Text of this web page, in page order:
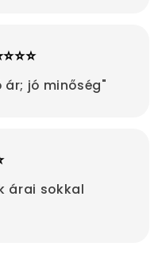
jó minőség"
árai sokkal